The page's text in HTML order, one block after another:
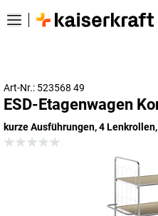
Art-Nr.: 523568 49
ESD-Etagenwagen
kurze Ausführungen, 4